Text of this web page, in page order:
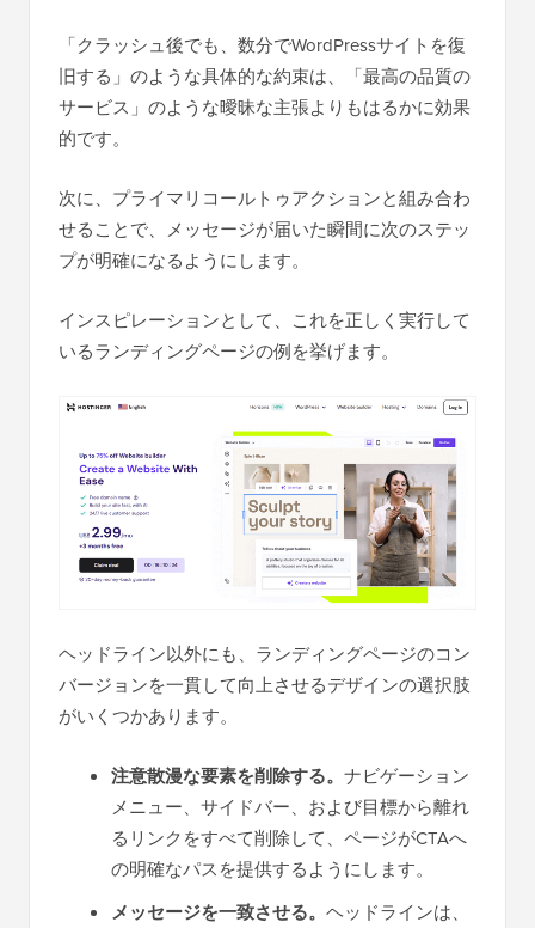
「クラッシュ後でも、数分でWordPressサイトを復
旧する」のような具体的な約束は、「最高の品質の
サービス」のような曖昧な主張よりもはるかに効果
的です。
次に、プライマリコールトゥアクションと組み合わ
せることで、メッセージが届いた瞬間に次のステッ
プが明確になるようにします。
インスピレーションとして、これを正しく実行して
いるランディングページの例を挙げます。
ヘッドライン以外にも、ランディングページのコン
バージョンを一貫して向上させるデザインの選択肢
がいくつかあります。
注意散漫な要素を削除する。 ナビゲーション
メニュー、サイドバー、および目標から離れ
るリンクをすべて削除して、ページがCTAへ
の明確なパスを提供するようにします。
メッセージを一致させる。 ヘッドラインは、